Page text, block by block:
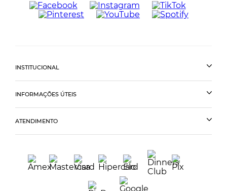
INSTITUCIONAL
INFORMAÇÕES ÚTEIS
ATENDIMENTO